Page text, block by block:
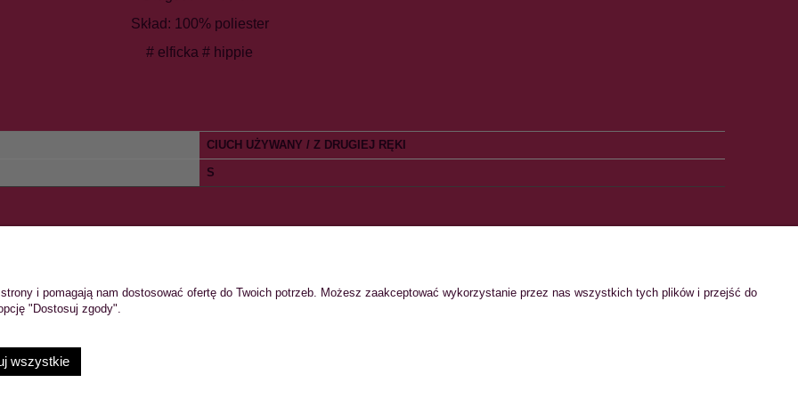
Skład: 100% poliester
# elficka # hippie
CIUCH UŻYWANY / Z DRUGIEJ RĘKI
S
Formy płatności
Kontakt
i pomagają nam dostosować ofertę do Twoich potrzeb. Możesz zaakceptować wykorzystanie przez nas wszystkich tych plików i przejść do
"Dostosuj zgody".
wszystkie